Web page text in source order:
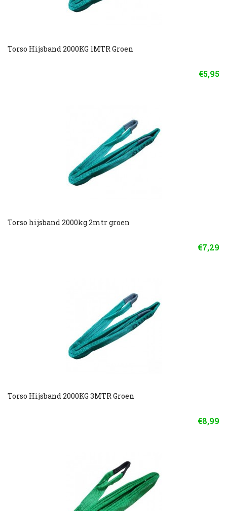
Torso Hijsband 2000KG 1MTR Groen
€5,95
Torso hijsband 2000kg 2mtr groen
€7,29
Torso Hijsband 2000KG 3MTR Groen
€8,99